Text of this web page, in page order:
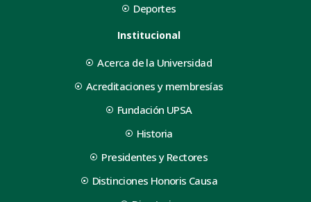
Deportes
Institucional
Acerca de la Universidad
Acreditaciones y membresías
Fundación UPSA
Historia
Presidentes y Rectores
Distinciones Honoris Causa